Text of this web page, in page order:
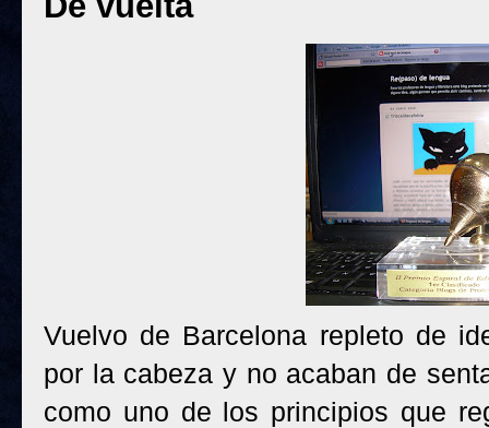
Vuelvo de Barcelona repleto de
por la cabeza y no acaban de
como uno de los principios que